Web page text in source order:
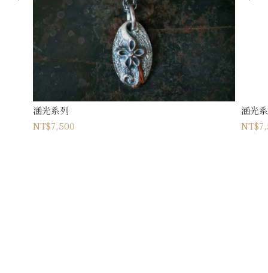
涵光系列
NT$7,500
涵光